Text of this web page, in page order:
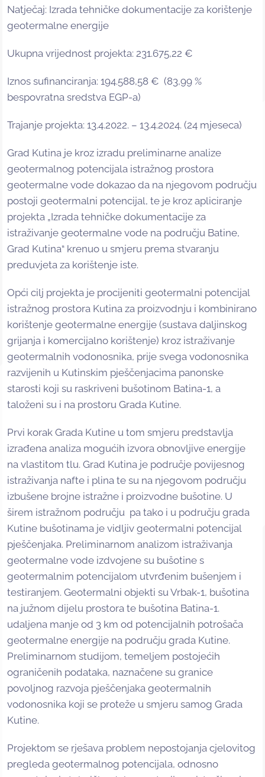
Natječaj: Izrada tehničke dokumentacije za korištenje
geotermalne energije
Ukupna vrijednost projekta: 231.675,22 €
Iznos sufinanciranja: 194.588,58 € (83,99 %
bespovratna sredstva EGP-a)
Trajanje projekta: 13.4.2022. – 13.4.2024. (24 mjeseca)
Grad Kutina je kroz izradu preliminarne analize
geotermalnog potencijala istražnog prostora
geotermalne vode dokazao da na njegovom području
postoji geotermalni potencijal, te je kroz apliciranje
projekta „Izrada tehničke dokumentacije za
istraživanje geotermalne vode na području Batine,
Grad Kutina“ krenuo u smjeru prema stvaranju
preduvjeta za korištenje iste.
Opći cilj projekta je procijeniti geotermalni potencijal
istražnog prostora Kutina za proizvodnju i kombinirano
korištenje geotermalne energije (sustava daljinskog
grijanja i komercijalno korištenje) kroz istraživanje
geotermalnih vodonosnika, prije svega vodonosnika
razvijenih u Kutinskim pješčenjacima panonske
starosti koji su raskriveni bušotinom Batina-1, a
taloženi su i na prostoru Grada Kutine.
Prvi korak Grada Kutine u tom smjeru predstavlja
izrađena analiza mogućih izvora obnovljive energije
na vlastitom tlu. Grad Kutina je područje povijesnog
istraživanja nafte i plina te su na njegovom području
izbušene brojne istražne i proizvodne bušotine. U
širem istražnom području pa tako i u području grada
Kutine bušotinama je vidljiv geotermalni potencijal
pješčenjaka. Preliminarnom analizom istraživanja
geotermalne vode izdvojene su bušotine s
geotermalnim potencijalom utvrđenim bušenjem i
testiranjem. Geotermalni objekti su Vrbak-1, bušotina
na južnom dijelu prostora te bušotina Batina-1.
udaljena manje od 3 km od potencijalnih potrošača
geotermalne energije na području grada Kutine.
Preliminarnom studijom, temeljem postojećih
ograničenih podataka, naznačene su granice
povoljnog razvoja pješčenjaka geotermalnih
vodonosnika koji se proteže u smjeru samog Grada
Kutine.
Projektom se rješava problem nepostojanja cjelovitog
pregleda geotermalnog potencijala, odnosno